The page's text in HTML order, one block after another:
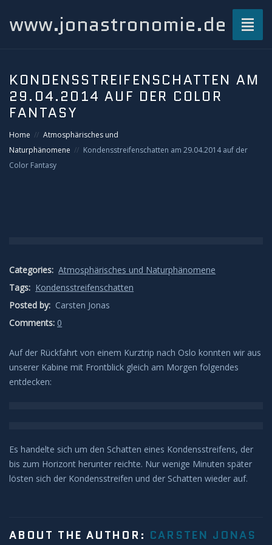
www.jonastronomie.de
Beiträge
Atmosphärisches und Naturphänomene
Airglow
Leuchtende Nachtwolken
Lichtsäulen
Meeresleuchten
Mondhalos
Polarlicht
Regenbögen
KONDENSSTREIFENSCHATTEN AM
29.04.2014 AUF DER COLOR
FANTASY
Home
Atmosphärisches und
Naturphänomene
Kondensstreifenschatten am 29.04.2014 auf der
Color Fantasy
Categories: Atmosphärisches und Naturphänomene
Tags: Kondensstreifenschatten
Posted by: Carsten Jonas
Comments: 0
Auf der Rückfahrt von einem Kurztrip nach Oslo konnten wir aus
unserer Kabine mit Frontblick gleich am Morgen folgendes
entdecken:
Es handelte sich um den Schatten eines Kondensstreifens, der
bis zum Horizont herunter reichte. Nur wenige Minuten später
lösten sich der Kondensstreifen und der Schatten wieder auf.
ABOUT THE AUTHOR: CARSTEN JONAS